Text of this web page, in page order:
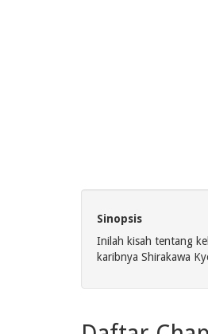
Sinopsis
Inilah kisah tentang
karibnya Shirakawa